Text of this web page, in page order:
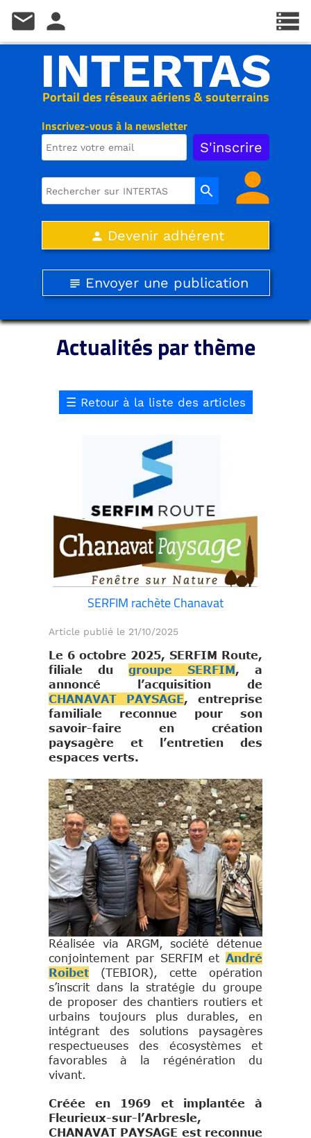
Inscrivez-vous à la newsletter
Portail des réseaux aériens & souterrains
INTERTAS
search person
person Devenir adhérent
subject Envoyer une publication
Actualités par thème
☰ Retour à la liste des articles
SERFIM rachète Chanavat
Article publié le 21/10/2025
Le 6 octobre 2025, SERFIM Route,
filiale du groupe SERFIM , a
annoncé l’acquisition de
CHANAVAT PAYSAGE, entreprise
familiale reconnue pour son
savoir-faire en création
paysagère et l’entretien des
espaces verts.
Réalisée via ARGM, société détenue
conjointement par SERFIM et André
Roibet (TEBIOR), cette opération
s’inscrit dans la stratégie du groupe
de proposer des chantiers routiers et
urbains toujours plus durables, en
intégrant des solutions paysagères
respectueuses des écosystèmes et
favorables à la régénération du
vivant.
Créée en 1969 et implantée à
Fleurieux-sur-l’Arbresle,
CHANAVAT PAYSAGE est reconnue
storage
mail person